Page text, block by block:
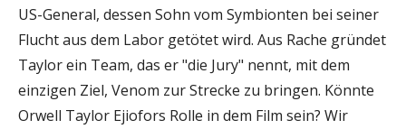
US-General, dessen Sohn vom Symbionten bei seiner
Flucht aus dem Labor getötet wird. Aus Rache gründet
Taylor ein Team, das er "die Jury" nennt, mit dem
einzigen Ziel, Venom zur Strecke zu bringen. Könnte
Orwell Taylor Ejiofors Rolle in dem Film sein? Wir